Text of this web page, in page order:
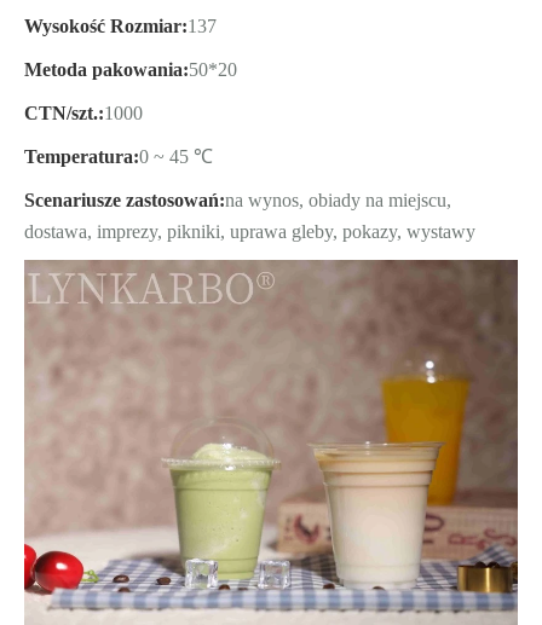
Wysokość Rozmiar:137
Metoda pakowania:50*20
CTN/szt.:1000
Temperatura:0 ~ 45 ℃
Scenariusze zastosowań:na wynos, obiady na miejscu,
dostawa, imprezy, pikniki, uprawa gleby, pokazy, wystawy